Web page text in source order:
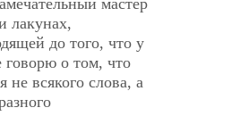
лакунах,
до того, что у
говорю о том, что
не всякого слова, а